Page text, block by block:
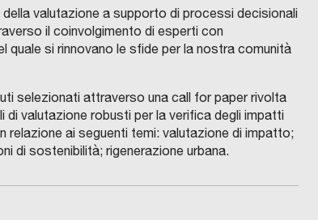
valutazione a supporto di processi decisionali
il coinvolgimento di esperti con
quale si rinnovano le sfide per la nostra comunità
selezionati attraverso una call for paper rivolta
valutazione robusti per la verifica degli impatti
relazione ai seguenti temi: valutazione di impatto;
di sostenibilità; rigenerazione urbana.